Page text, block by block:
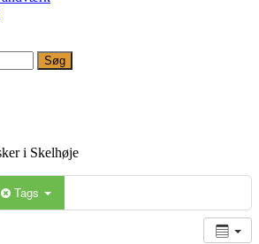
i Skelhøje
Tags